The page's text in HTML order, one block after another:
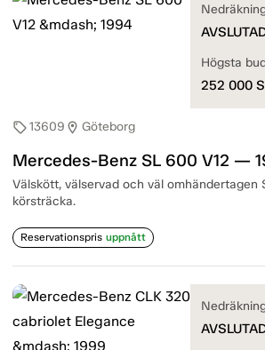
sell13609 location_on Göteborg
Mercedes-Benz SL 600 V12 —
Välskött, välservad och väl omhändertagen
körsträcka.
Reservationspris uppnått
Högsta
252 000